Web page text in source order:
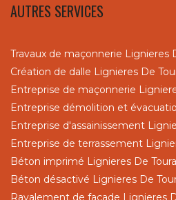
AUTRES SERVICES
Travaux de maçonnerie Lignieres
Création de dalle Lignieres De
Entreprise de maçonnerie
Entreprise démolition et
Entreprise d'assainissement
Entreprise de terrassement
Béton imprimé Lignieres De
Béton désactivé Lignieres De
Ravalement de façade Lignieres